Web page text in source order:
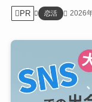
PR 恋活 2026